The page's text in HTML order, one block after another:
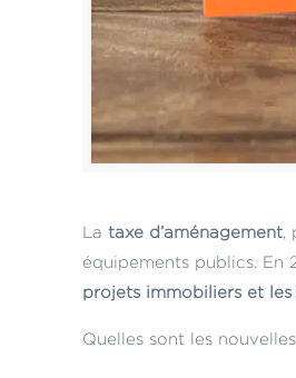
Lataxe d’aménagement
équipements publics. En
projets immobiliers et
Quelles sont les